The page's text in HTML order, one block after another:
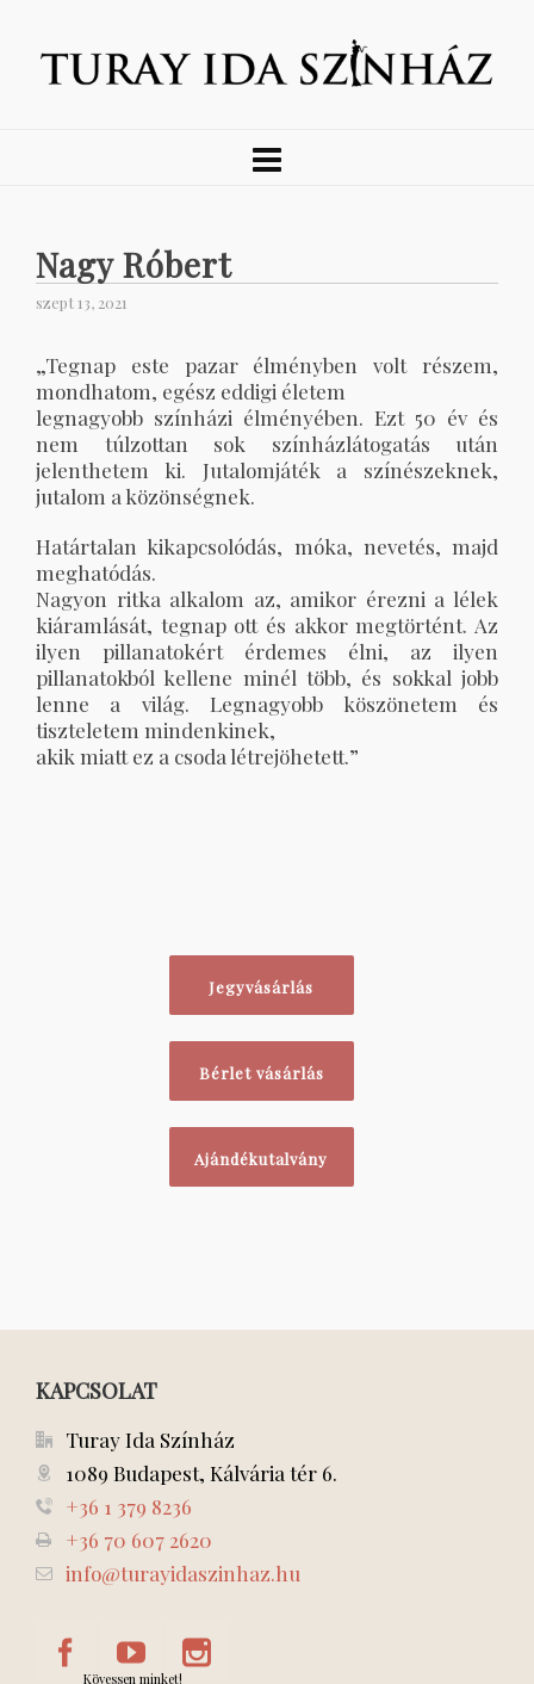
Nagy Róbert
szept 13, 2021
„Tegnap este pazar élményben volt részem,
mondhatom, egész eddigi életem
legnagyobb színházi élményében. Ezt 50 év és
nem túlzottan sok színházlátogatás után
jelenthetem ki. Jutalomjáték a színészeknek,
jutalom a közönségnek.
Határtalan kikapcsolódás, móka, nevetés, majd
meghatódás.
Nagyon ritka alkalom az, amikor érezni a lélek
kiáramlását, tegnap ott és akkor megtörtént. Az
ilyen pillanatokért érdemes élni, az ilyen
pillanatokból kellene minél több, és sokkal jobb
lenne a világ. Legnagyobb köszönetem és
tiszteletem mindenkinek,
akik miatt ez a csoda létrejöhetett.”
Jegyvásárlás
Bérlet vásárlás
Ajándékutalvány
KAPCSOLAT
Turay Ida Színház
1089 Budapest, Kálvária tér 6.
+36 1 379 8236
+36 70 607 2620
info@turayidaszinhaz.hu
Kövessen minket!